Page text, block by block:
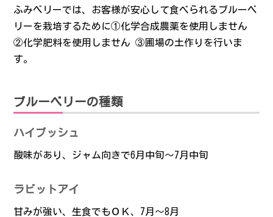
ふみベリーでは、お客様が安心して食べられるブルーベ
リーを栽培するために①化学合成農薬を使用しません
②化学肥料を使用しません ③圃場の土作りを行いま
す。
ブルーベリーの種類
ハイブッシュ
酸味があり、ジャム向きで6月中旬～7月中旬
ラビットアイ
甘みが強い、生食でもＯＫ、7月～8月